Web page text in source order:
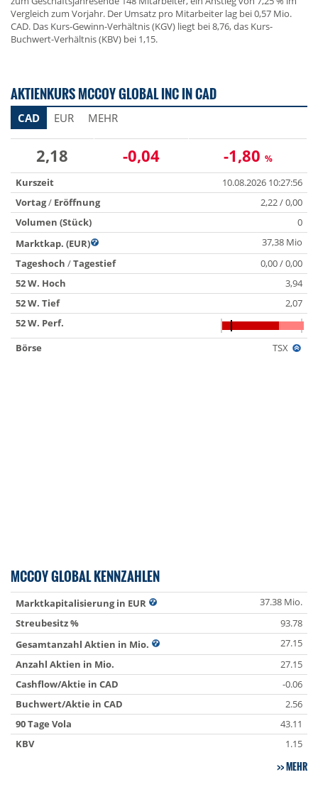
Vergleich zum Vorjahr. Der Umsatz pro Mitarbeiter lag bei 0,57 Mio.
CAD. Das Kurs-Gewinn-Verhältnis (KGV) liegt bei 8,76, das Kurs-
Buchwert-Verhältnis (KBV) bei 1,15.
AKTIENKURS MCCOY GLOBAL INC IN CAD
CAD EUR MEHR
2,18 -0,04 -1,80 %
Kurszeit
10.08.2026 10:27:56
Vortag/ Eröffnung
2,22 / 0,00
Volumen (Stück)
0
Marktkap. (EUR)
37,38 Mio
Tageshoch /Tagestief
0,00 / 0,00
52 W. Hoch
3,94
52 W. Tief
2,07
52 W. Perf.
Börse
TSX
MCCOY GLOBAL KENNZAHLEN
Marktkapitalisierung in EUR
37.38 Mio.
Streubesitz %
93.78
Gesamtanzahl Aktien in Mio.
27.15
Anzahl Aktien in Mio.
27.15
Cashflow/Aktie in CAD
-0.06
Buchwert/Aktie in CAD
2.56
90 Tage Vola
43.11
KBV
1.15
MEHR